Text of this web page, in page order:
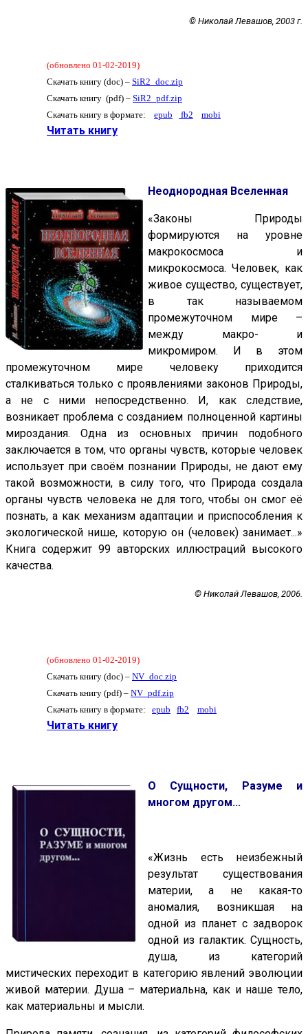
© Николай Левашов, 2003 г.
(обновлено 01-02-2019)
Скачать книгу (doc) – SiR2_doc.zip
Скачать книгу (pdf) – SiR2_pdf.zip
Скачать книгу в формате: epub fb2 mobi
Читать книгу
Неоднородная Вселенная
«Законы Природы
формируются на уровне
макрокосмоса и
микрокосмоса. Человек, как
живое существо, существует,
в так называемом
промежуточном мире –
между макро- и
микромиром. И в этом
промежуточном мире человеку приходится
сталкиваться только с проявлениями законов Природы,
а не с ними непосредственно. И, как следствие,
возникает проблема с созданием полноценной картины
мироздания. Одна из основных причин подобного
заключается в том, что органы чувств, которые человек
использует при своём познании Природы, не дают ему
такой возможности, в силу того, что Природа создала
органы чувств человека не для того, чтобы он смог её
познать, а как механизм адаптации и приспособления к
экологической нише, которую он (человек) занимает...»
Книга содержит 99 авторских иллюстраций высокого
качества.
© Николай Левашов, 2006.
(обновлено 01-02-2019)
Скачать книгу (doc) – NV_doc.zip
Скачать книгу (pdf) – NV_pdf.zip
Скачать книгу в формате: epub fb2 mobi
Читать книгу
О Сущности, Разуме и
многом другом...
«Жизнь есть неизбежный
результат существования
материи, а не какая-то
аномалия, возникшая на
одной из планет с задворок
одной из галактик. Сущность,
душа, из категорий
мистических переходит в категорию явлений эволюции
живой материи. Душа – материальна, как и наше тело,
как материальны и мысли.